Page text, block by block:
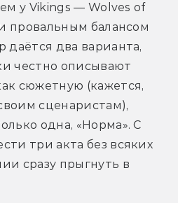
у Vikings — Wolves of
провальным балансом
даётся два варианта,
честно описывают
сюжетную (кажется,
сценаристам),
одна, «Норма». С
три акта без всяких
сразу прыгнуть в